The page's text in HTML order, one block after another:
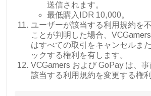
送信されます。
最低購入IDR 10,000。
ユーザーが該当する利用規約を
ことが判明した場合、
はすべての取引をキャンセルま
ックする権利を有します。
VCGamers および GoPay は、
該当する利用規約を変更する権